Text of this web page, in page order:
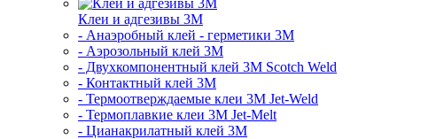
Клеи и адгезивы 3М
- Анаэробный клей - герметики 3М
- Аэрозольный клей 3М
- Двухкомпонентный клей 3М Scotch Weld
- Контактный клей 3M
- Термоотверждаемые клеи 3М Jet-Weld
- Термоплавкие клеи 3М Jet-Melt
- Цианакрилатный клей 3М